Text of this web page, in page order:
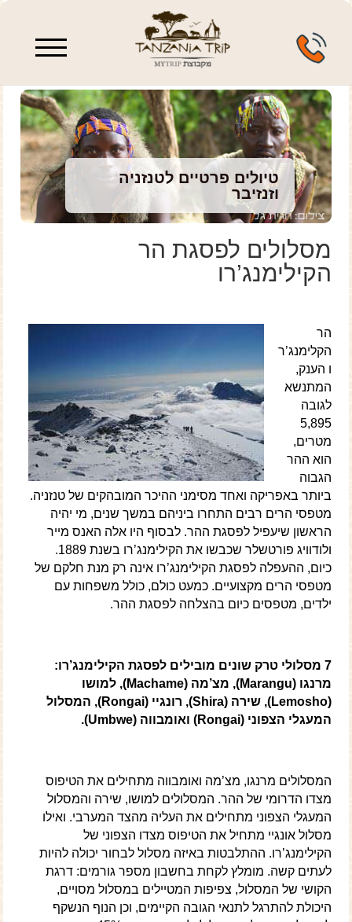
טיולים פרטיים לטנזניה
וזנזיבר
מסלולים לפסגת הר
הקילימנג’רו
הר
הקלימנג’ר
ו הענק,
המתנשא
לגובה
5,895
מטרים,
הוא ההר
הגבוה
ביותר באפריקה ואחד מסימני ההיכר המובהקים של טנזניה.
מטפסי הרים רבים התחרו ביניהם במשך שנים, מי יהיה
הראשון שיעפיל לפסגת ההר. לבסוף היו אלה האנס מייר
ולודוויג פורטשלר שכבשו את הקילימנג’רו בשנת 1889.
כיום, ההעפלה לפסגת הקילימנג’רו אינה רק מנת חלקם של
מטפסי הרים מקצועיים. כמעט כולם, כולל משפחות עם
ילדים, מטפסים כיום בהצלחה לפסגת ההר.
7 מסלולי טרק שונים מובילים לפסגת הקילימנג’רו:
מרנגו (Marangu), מצ’מה (Machame), למושו
(Lemosho), שירה (Shira), רונגיי (Rongai), המסלול
המעגלי הצפוני (Rongai) ואומבווה (Umbwe).
המסלולים מרנגו, מצ’מה ואומבווה מתחילים את הטיפוס
מצדו הדרומי של ההר. המסלולים למושו, שירה והמסלול
המעגלי הצפוני מתחילים את העליה מהצד המערבי. ואילו
מסלול אונגיי מתחיל את הטיפוס מצדו הצפוני של
הקילימנג’רו. ההתלבטות באיזה מסלול לבחור יכולה להיות
לעתים קשה. מומלץ לקחת בחשבון מספר גורמים: דרגת
הקושי של המסלול, צפיפות המטיילים במסלול מסויים,
היכולת להתרגל לתנאי הגובה הקיימים, וכן הנוף הנשקף